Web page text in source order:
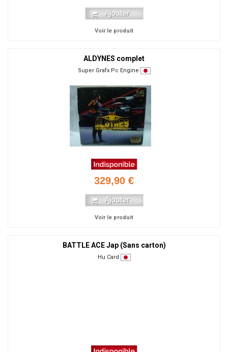
Voir le produit
ALDYNES complet
Super Grafx Pc Engine
329,90 €
Voir le produit
BATTLE ACE Jap (Sans carton)
Hu Card